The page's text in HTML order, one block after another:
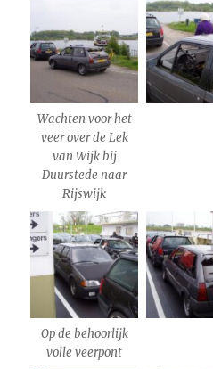
Wachten voor het
veer over de Lek
van Wijk bij
Duurstede naar
Rijswijk
Op de behoorlijk
volle veerpont